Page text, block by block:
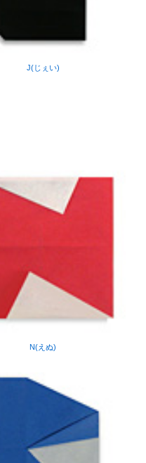
J(じぇい)
N(えぬ)